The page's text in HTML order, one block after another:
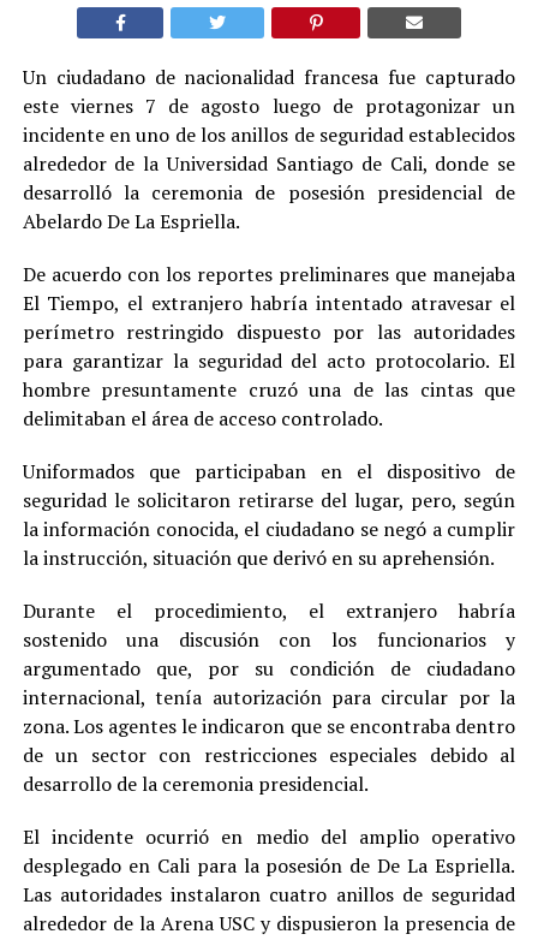
Un ciudadano de nacionalidad francesa fue capturado
este viernes 7 de agosto luego de protagonizar un
incidente en uno de los anillos de seguridad establecidos
alrededor de la Universidad Santiago de Cali, donde se
desarrolló la ceremonia de posesión presidencial de
Abelardo De La Espriella.
De acuerdo con los reportes preliminares que manejaba
El Tiempo, el extranjero habría intentado atravesar el
perímetro restringido dispuesto por las autoridades
para garantizar la seguridad del acto protocolario. El
hombre presuntamente cruzó una de las cintas que
delimitaban el área de acceso controlado.
Uniformados que participaban en el dispositivo de
seguridad le solicitaron retirarse del lugar, pero, según
la información conocida, el ciudadano se negó a cumplir
la instrucción, situación que derivó en su aprehensión.
Durante el procedimiento, el extranjero habría
sostenido una discusión con los funcionarios y
argumentado que, por su condición de ciudadano
internacional, tenía autorización para circular por la
zona. Los agentes le indicaron que se encontraba dentro
de un sector con restricciones especiales debido al
desarrollo de la ceremonia presidencial.
El incidente ocurrió en medio del amplio operativo
desplegado en Cali para la posesión de De La Espriella.
Las autoridades instalaron cuatro anillos de seguridad
alrededor de la Arena USC y dispusieron la presencia de